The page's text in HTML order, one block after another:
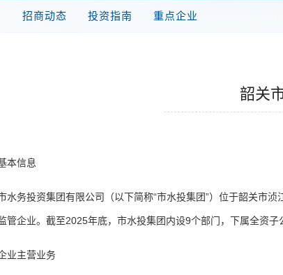
招商动态 投资指南 重点企业
韶关
本信息
务投资集团有限公司（以下简称“市水投集团”）位于韶关市浈
管企业。截至2025年底，市水投集团内设9个部门，下属全资
主营业务